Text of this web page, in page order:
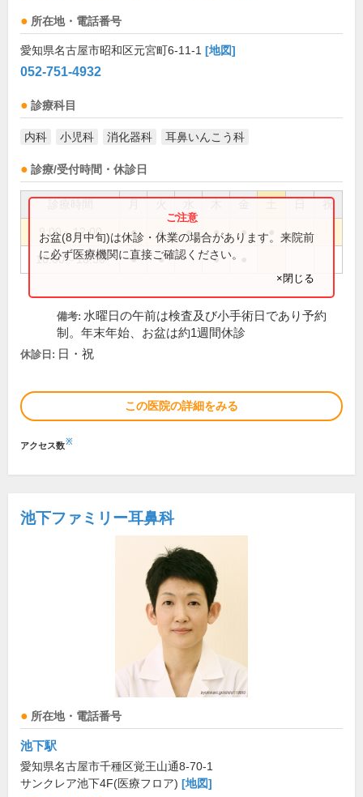
所在地・電話番号
愛知県名古屋市昭和区元宮町6-11-1 [地図]
052-751-4932
診療科目
内科 小児科 消化器科 耳鼻いんこう科
診療/受付時間・休診日
祝
9:00～12:00 ● ● ● ● ●
16:00～18:30 ● ● ●
お盆(8月中旬)は休診・休業の場合があります。来院前
に必ず医療機関に直接ご確認ください。
×閉じる
備考: 水曜日の午前は検査及び小手術日であり予約
制。年末年始、お盆は約1週間休診
休診日: 日・祝
この医院の詳細をみる
アクセス数※
池下ファミリー耳鼻科
所在地・電話番号
池下駅
愛知県名古屋市千種区覚王山通8-70-1
サンクレア池下4F(医療フロア) [地図]